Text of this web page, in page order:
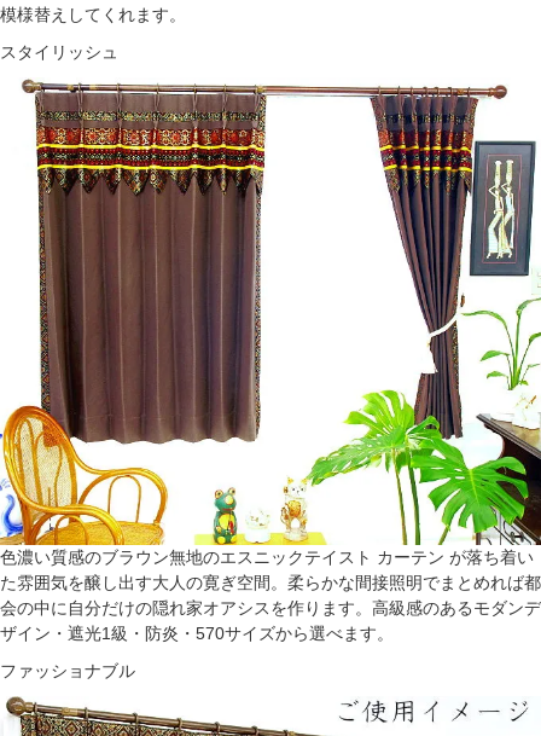
模様替えしてくれます。
スタイリッシュ
色濃い質感のブラウン無地のエスニックテイスト カーテン が落ち着い
た雰囲気を醸し出す大人の寛ぎ空間。柔らかな間接照明でまとめれば都
会の中に自分だけの隠れ家オアシスを作ります。高級感のあるモダンデ
ザイン・遮光1級・防炎・570サイズから選べます。
ファッショナブル